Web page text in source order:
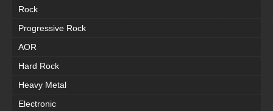
Rock
Progressive Rock
AOR
Hard Rock
Heavy Metal
Electronic